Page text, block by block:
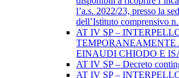
l’a.s. 2022/23, presso la
dell’Istituto comprensivo
AT IV SP –
TEMPORANEAMENTE
EINAUDI CHIODO E
AT IV SP – Decreto
AT IV SP –